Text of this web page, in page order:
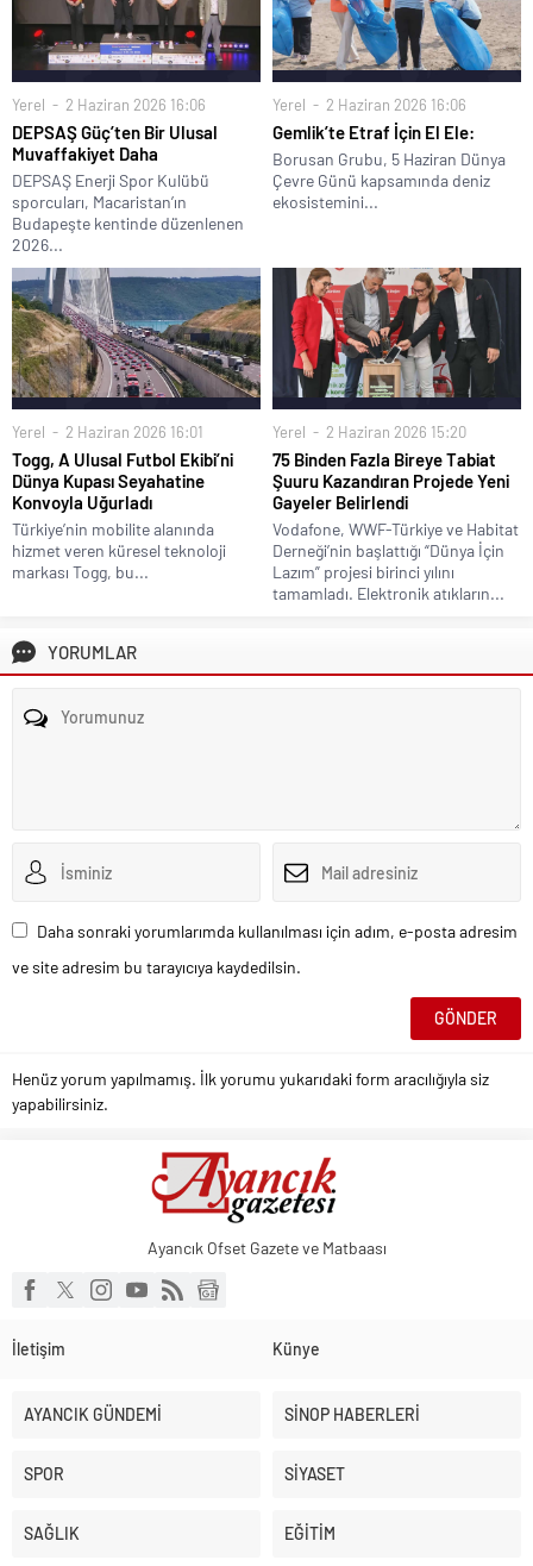
Yerel 2 Haziran 2026 16:06
DEPSAŞ Güç’ten Bir Ulusal
Muvaffakiyet Daha
DEPSAŞ Enerji Spor Kulübü
sporcuları, Macaristan’ın
Budapeşte kentinde düzenlenen
2026...
Yerel 2 Haziran 2026 16:06
Gemlik’te Etraf İçin El Ele:
Borusan Grubu, 5 Haziran Dünya
Çevre Günü kapsamında deniz
ekosistemini...
Yerel 2 Haziran 2026 16:01
Togg, A Ulusal Futbol Ekibi’ni
Dünya Kupası Seyahatine
Konvoyla Uğurladı
Türkiye’nin mobilite alanında
hizmet veren küresel teknoloji
markası Togg, bu...
Yerel 2 Haziran 2026 15:20
75 Binden Fazla Bireye Tabiat
Şuuru Kazandıran Projede Yeni
Gayeler Belirlendi
Vodafone, WWF-Türkiye ve Habitat
Derneği’nin başlattığı “Dünya İçin
Lazım” projesi birinci yılını
tamamladı. Elektronik atıkların...
YORUMLAR
Daha sonraki yorumlarımda kullanılması için adım, e-posta adresim
ve site adresim bu tarayıcıya kaydedilsin.
Henüz yorum yapılmamış. İlk yorumu yukarıdaki form aracılığıyla siz
yapabilirsiniz.
Ayancık Ofset Gazete ve Matbaası
İletişim Künye
AYANCIK GÜNDEMİ SİNOP HABERLERİ
SPOR SİYASET
SAĞLIK EĞİTİM